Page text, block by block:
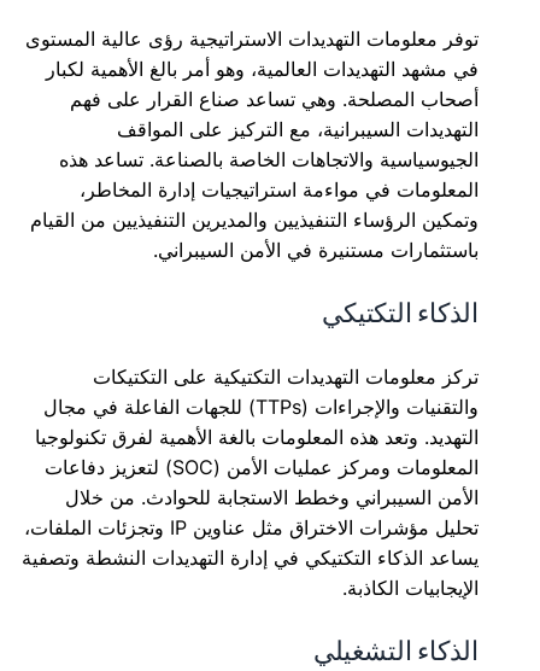
توفر معلومات التهديدات الاستراتيجية رؤى عالية المستوى
في مشهد التهديدات العالمية، وهو أمر بالغ الأهمية لكبار
أصحاب المصلحة. وهي تساعد صناع القرار على فهم
التهديدات السيبرانية، مع التركيز على المواقف
الجيوسياسية والاتجاهات الخاصة بالصناعة. تساعد هذه
المعلومات في مواءمة استراتيجيات إدارة المخاطر،
وتمكين الرؤساء التنفيذيين والمديرين التنفيذيين من القيام
باستثمارات مستنيرة في الأمن السيبراني.
الذكاء التكتيكي
تركز معلومات التهديدات التكتيكية على التكتيكات
والتقنيات والإجراءات (TTPs) للجهات الفاعلة في مجال
التهديد. وتعد هذه المعلومات بالغة الأهمية لفرق تكنولوجيا
المعلومات ومركز عمليات الأمن (SOC) لتعزيز دفاعات
الأمن السيبراني وخطط الاستجابة للحوادث. من خلال
تحليل مؤشرات الاختراق مثل عناوين IP وتجزئات الملفات،
يساعد الذكاء التكتيكي في إدارة التهديدات النشطة وتصفية
الإيجابيات الكاذبة.
الذكاء التشغيلي